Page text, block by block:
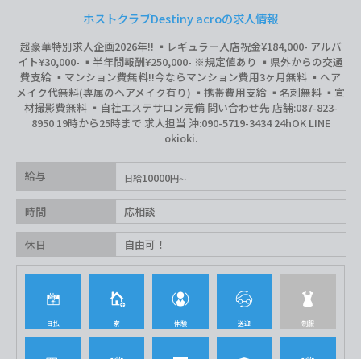
ホストクラブDestiny acroの求人情報
超豪華特別求人企画2026年‼︎ ▪️レギュラー入店祝金¥184,000- アルバ
イト¥30,000- ▪️半年間報酬¥250,000- ※規定値あり ▪️県外からの交通
費支給 ▪️マンション費無料‼︎今ならマンション費用3ヶ月無料 ▪️ヘア
メイク代無料(専属のヘアメイク有り) ▪️携帯費用支給 ▪️名刺無料 ▪️宣
材撮影費無料 ▪️自社エステサロン完備 問い合わせ先 店舗:087-823-
8950 19時から25時まで 求人担当 沖:090-5719-3434 24hOK LINE
okioki.
給与 日給10000円
時間 応相談
休日 自由可！
日払 寮 体験 送迎 制服